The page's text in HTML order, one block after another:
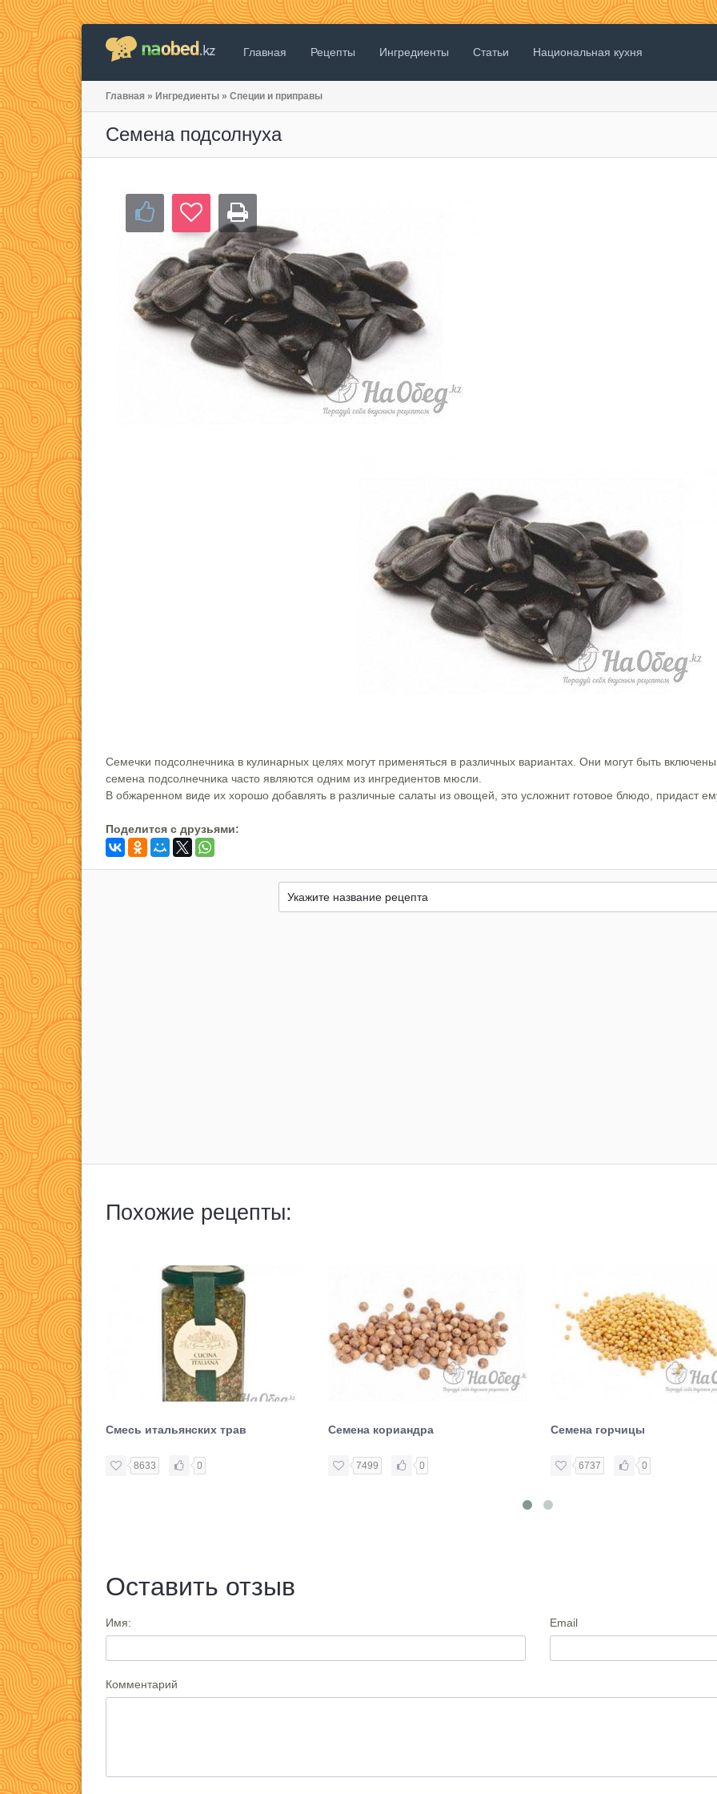
Главная Рецепты Ингредиенты Статьи Национальная кухня
Главная » Ингредиенты » Специи и приправы
Семена подсолнуха
Семечки подсолнечника в кулинарных целях могут применяться в различных вариантах. Они могут быть
семена подсолнечника часто являются одним из ингредиентов мюсли.
В обжаренном виде их хорошо добавлять в различные салаты из овощей, это усложнит готовое блюдо, придаст
Поделится c друзьями:
Похожие рецепты:
Смесь итальянских трав
8633 0
Семена кориандра
7499 0
Семена горчицы
6737 0
Оставить отзыв
Имя: Email
Комментарий